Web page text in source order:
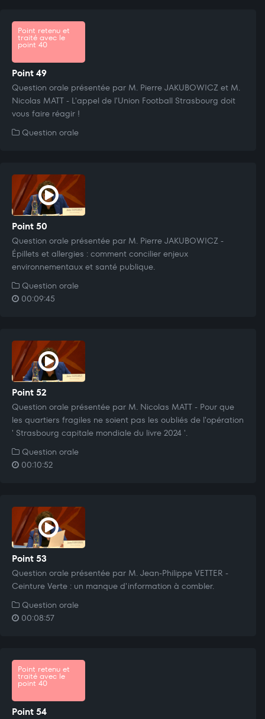
Point retenu et
traité avec le
point 40
Point 49
Question orale présentée par M. Pierre JAKUBOWICZ et M.
Nicolas MATT - L'appel de l'Union Football Strasbourg doit
vous faire réagir !
Question orale
Point 50
Question orale présentée par M. Pierre JAKUBOWICZ -
Épillets et allergies : comment concilier enjeux
environnementaux et santé publique.
Question orale
00:09:45
Point 52
Question orale présentée par M. Nicolas MATT - Pour que
les quartiers fragiles ne soient pas les oubliés de l'opération
' Strasbourg capitale mondiale du livre 2024 '.
Question orale
00:10:52
Point 53
Question orale présentée par M. Jean-Philippe VETTER -
Ceinture Verte : un manque d'information à combler.
Question orale
00:08:57
Point retenu et
traité avec le
point 40
Point 54